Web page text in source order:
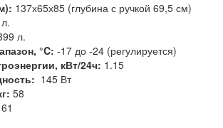
137х65х85 (глубина с ручкой 69,5 см)
л.
°C: -17 до -24 (регулируется)
кВт/24ч: 1.15
145 Вт
58
61